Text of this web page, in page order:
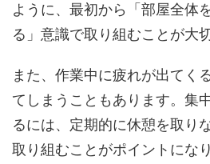
ように、最初から「部屋全体
る」意識で取り組むことが大
また、作業中に疲れが出てく
てしまうこともあります。集
るには、定期的に休憩を取り
取り組むことがポイントになり